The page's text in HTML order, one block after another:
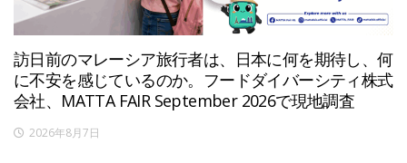
訪日前のマレーシア旅行者は、日本に何を期待し、何
に不安を感じているのか。フードダイバーシティ株式
会社、MATTA FAIR September 2026で現地調査
2026年8月7日